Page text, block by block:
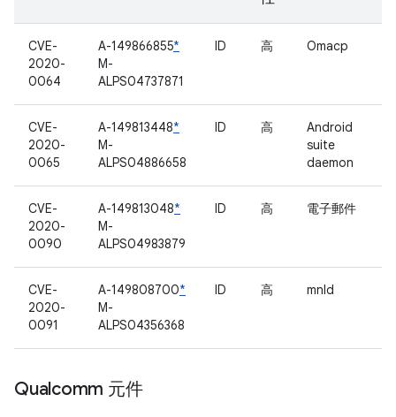
CVE-
2020-
0064
A-149866855*
M-
ALPS04737871
ID 高 Omacp
CVE-
2020-
0065
A-149813448*
M-
ALPS04886658
ID 高
Android
suite
daemon
CVE-
2020-
0090
A-149813048*
M-
ALPS04983879
ID 高 電子郵件
CVE-
2020-
0091
A-149808700*
M-
ALPS04356368
ID 高 mnld
Qualcomm 元件